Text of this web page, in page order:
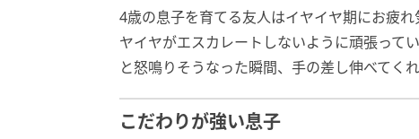
4歳の息子を育てる友人はイヤイヤ期にお疲
ヤイヤがエスカレートしないように頑張って
と怒鳴りそうなった瞬間、手の差し伸べて
こだわりが強い息子